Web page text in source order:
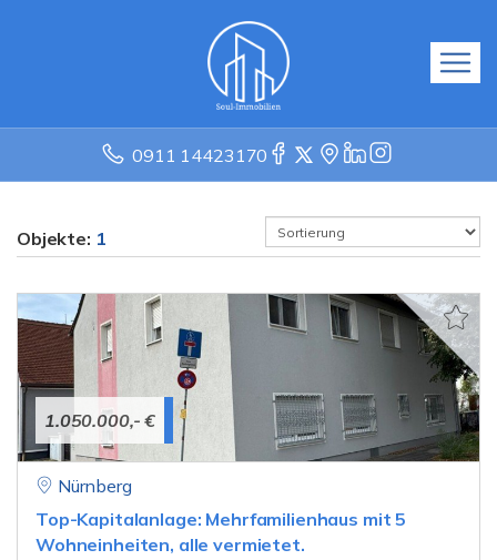
0911 14423170
Objekte: 1
1.050.000,- €
Nürnberg
Top-Kapitalanlage: Mehrfamilienhaus mit 5
Wohneinheiten, alle vermietet.